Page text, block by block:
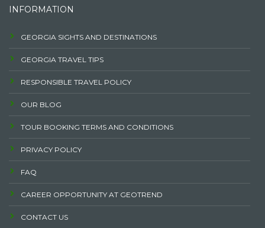
INFORMATION
GEORGIA SIGHTS AND DESTINATIONS
GEORGIA TRAVEL TIPS
RESPONSIBLE TRAVEL POLICY
OUR BLOG
TOUR BOOKING TERMS AND CONDITIONS
PRIVACY POLICY
FAQ
CAREER OPPORTUNITY AT GEOTREND
CONTACT US